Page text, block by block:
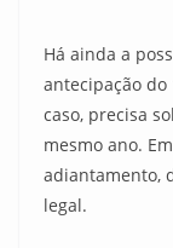
Há ainda a
antecipação do
caso, precisa
mesmo ano.
adiantamento,
legal.